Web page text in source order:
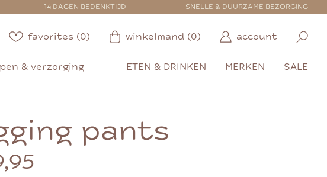
14 DAGEN BEDENKTIJD SNELLE & DUURZAME BEZORGING
favorites (0) winkelmand (0) account
& verzorging ETEN & DRINKEN MERKEN SALE
pants